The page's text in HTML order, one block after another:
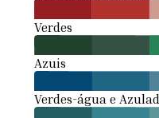
Verdes
Azuis
Verdes-água e